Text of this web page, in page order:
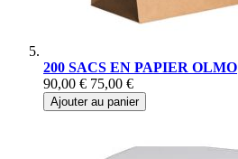
200 SACS EN PAPIER OLMO
90,00 € 75,00 €
Ajouter au panier